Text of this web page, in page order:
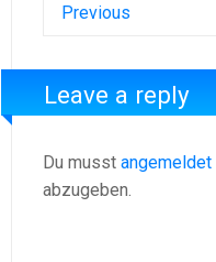
Previous
Leave a reply
Du musst angemeldet
abzugeben.